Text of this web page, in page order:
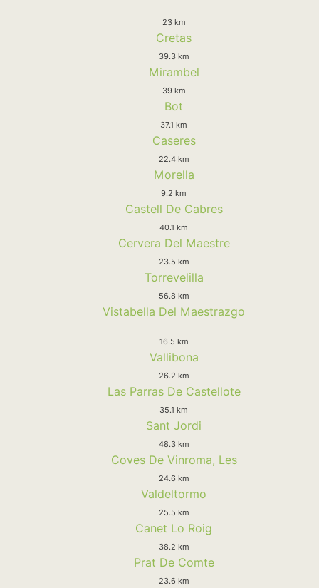
23 km
Cretas
39.3 km
Mirambel
39 km
Bot
37.1 km
Caseres
22.4 km
Morella
9.2 km
Castell De Cabres
40.1 km
Cervera Del Maestre
23.5 km
Torrevelilla
56.8 km
Vistabella Del Maestrazgo
16.5 km
Vallibona
26.2 km
Las Parras De Castellote
35.1 km
Sant Jordi
48.3 km
Coves De Vinroma, Les
24.6 km
Valdeltormo
25.5 km
Canet Lo Roig
38.2 km
Prat De Comte
23.6 km